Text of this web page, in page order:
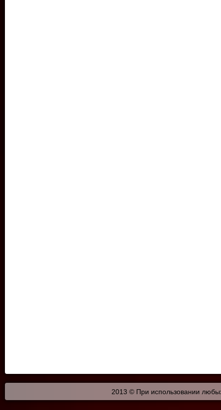
2013 © При использовании